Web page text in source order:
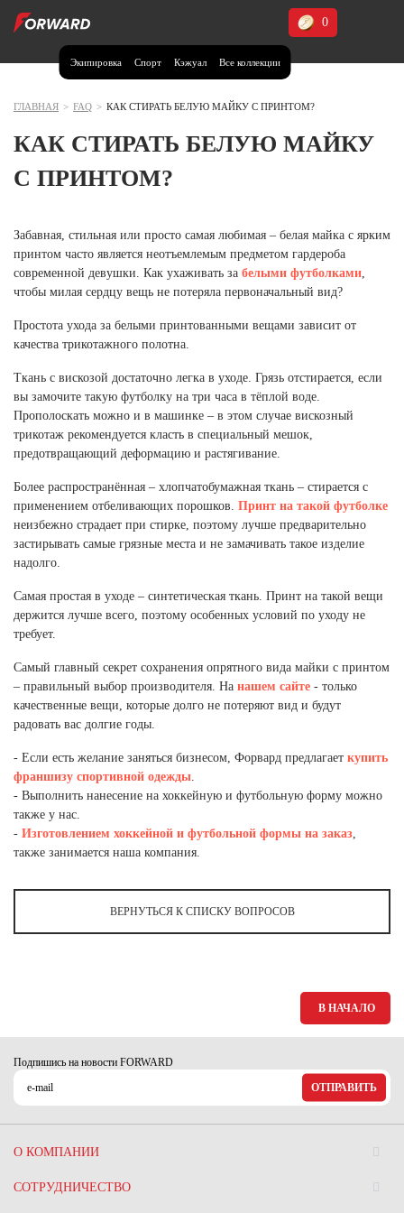
Экипировка Спорт Кэжуал Все коллекции
0
Москва и МО
Волгоградская область (1)
Воронежская область (1)
Дагестан (2)
Калининградская область (1)
Кемеровская область (2)
Краснодарский край (5)
Курская область (1)
Нижегородская область (1)
Новосибирская область (3)
Омская область (5)
Республика Башкортостан (3)
Республика Крым (1)
Республика Татарстан (2)
Ростовская область (2)
Санкт-Петербург и ЛО (3)
Саратовская область (1)
Свердловская область (5)
Смоленская область (1)
Ставропольский край (5)
Томская область (1)
Тюменская область (3)
Хакасия (1)
Ханты-Мансийский автономный округ (3)
ГЛАВНАЯ > FAQ > КАК СТИРАТЬ БЕЛУЮ МАЙКУ С ПРИНТОМ?
КАК СТИРАТЬ БЕЛУЮ МАЙКУ
С ПРИНТОМ?
Забавная, стильная или просто самая любимая – белая майка с ярким
принтом часто является неотъемлемым предметом гардероба
современной девушки. Как ухаживать за белыми футболками,
чтобы милая сердцу вещь не потеряла первоначальный вид?
Простота ухода за белыми принтованными вещами зависит от
качества трикотажного полотна.
Ткань с вискозой достаточно легка в уходе. Грязь отстирается, если
вы замочите такую футболку на три часа в тёплой воде.
Прополоскать можно и в машинке – в этом случае вискозный
трикотаж рекомендуется класть в специальный мешок,
предотвращающий деформацию и растягивание.
Более распространённая – хлопчатобумажная ткань – стирается с
применением отбеливающих порошков. Принт на такой футболке
неизбежно страдает при стирке, поэтому лучше предварительно
застирывать самые грязные места и не замачивать такое изделие
надолго.
Самая простая в уходе – синтетическая ткань. Принт на такой вещи
держится лучше всего, поэтому особенных условий по уходу не
требует.
Самый главный секрет сохранения опрятного вида майки с принтом
– правильный выбор производителя. На нашем сайте - только
качественные вещи, которые долго не потеряют вид и будут
радовать вас долгие годы.
- Если есть желание заняться бизнесом, Форвард предлагает купить
франшизу спортивной одежды.
- Выполнить нанесение на хоккейную и футбольную форму можно
также у нас.
- Изготовлением хоккейной и футбольной формы на заказ,
также занимается наша компания.
ВЕРНУТЬСЯ К СПИСКУ ВОПРОСОВ
В НАЧАЛО
Подпишись на новости FORWARD
ОТПРАВИТЬ
О КОМПАНИИ
СОТРУДНИЧЕСТВО